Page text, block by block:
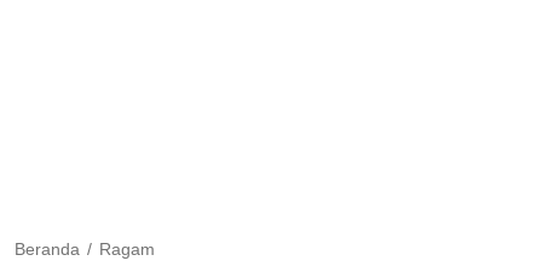
Beranda Ragam